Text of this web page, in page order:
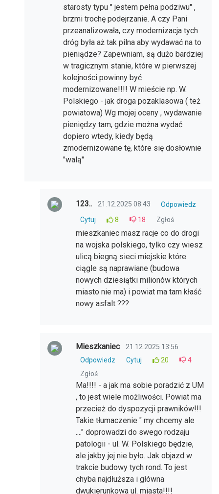
starosty typu " jestem pełna podziwu" ,
brzmi trochę podejrzanie. A czy Pani
przeanalizowała, czy modernizacja tych
dróg była aż tak pilna aby wydawać na to
pieniądze? Zapewniam, są dużo bardziej
w tragicznym stanie, które w pierwszej
kolejności powinny być
modernizowane!!!! W mieście np. W.
Polskiego - jak droga pozaklasowa ( też
powiatowa) Wg mojej oceny , wydawanie
pieniędzy tam, gdzie można wydać
dopiero wtedy, kiedy będą
zmodernizowane tę, które się dosłownie
"walą"
123.. 21.12.2025 08:43
Odpowiedz
Cytuj
8 18 Zgłoś
mieszkaniec masz racje co do drogi
na wojska polskiego, tylko czy wiesz
ulicą biegną sieci miejskie które
ciągle są naprawiane (budowa
nowych dziesiątki milionów których
miasto nie ma) i powiat ma tam kłaść
nowy asfalt ???
Mieszkaniec
21.12.2025 13:56
Odpowiedz
Cytuj 20
4
Zgłoś
Ma!!!! - a jak ma sobie poradzić z UM
, to jest wiele możliwości. Powiat ma
przecież do dyspozycji prawników!!!
Takie tłumaczenie " my chcemy ale
...." doprowadzi do swego rodzaju
patologii - ul. W. Polskiego będzie,
ale jakby jej nie było. Jak objazd w
trakcie budowy tych rond. To jest
chyba najdłuższa i główna
dwukierunkowa ul. miasta!!!!